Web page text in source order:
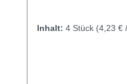
Inhalt: 4 Stück (4,23 €